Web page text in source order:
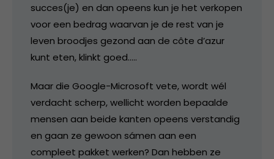
succes(je) en dan opeens kun je het verkopen
voor een bedrag waarvan je de rest van je
leven broodjes gezond aan de côte d’azur
kunt eten, klinkt goed…..
Maar die Google-Microsoft vete, wordt wél
verdacht scherp, wellicht worden bepaalde
mensen aan beide kanten opeens verstandig
en gaan ze gewoon sámen aan een
compleet pakket werken? Dan hebben ze